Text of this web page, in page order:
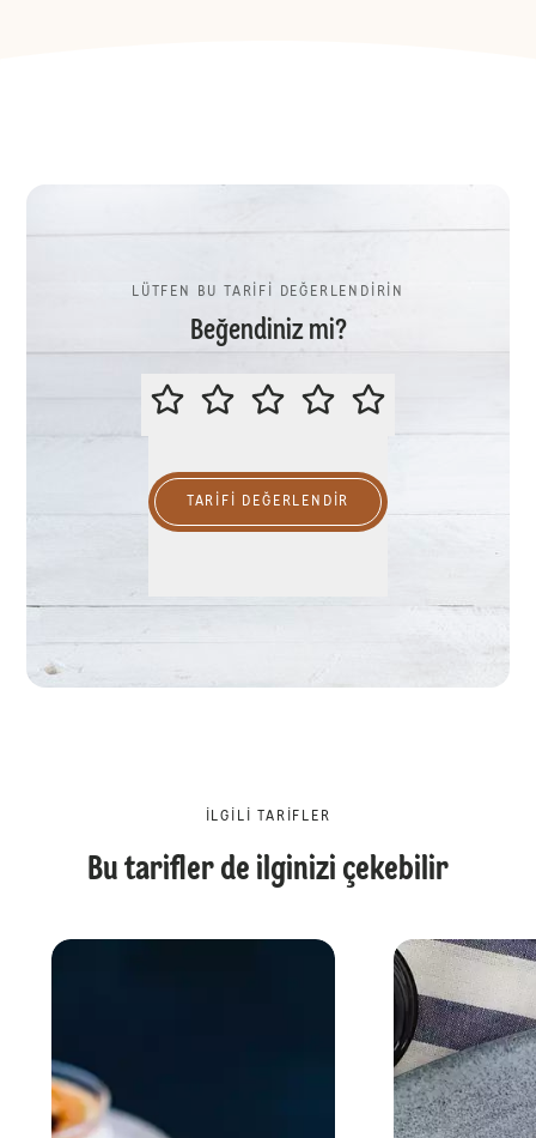
LÜTFEN BU TARİFİ DEĞERLENDİRİN
Beğendiniz mi?
LÜTFEN BU TARİFİ
TARIFI DEĞERLENDİR
İLGILI TARIFLER
Bu tarifler de ilginizi çekebilir